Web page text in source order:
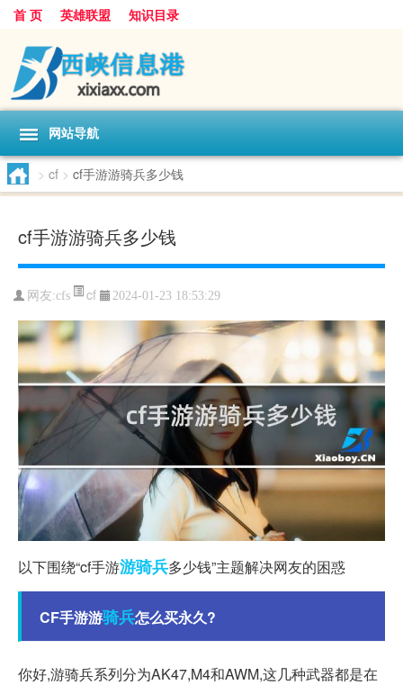
首 页 英雄联盟 知识目录
网站导航
> cf > cf手游游骑兵多少钱
cf手游游骑兵多少钱
网友:cfs cf 2024-01-23 18:53:29
以下围绕“cf手游游骑兵多少钱”主题解决网友的困惑
CF手游游骑兵怎么买永久?
你好,游骑兵系列分为AK47,M4和AWM,这几种武器都是在